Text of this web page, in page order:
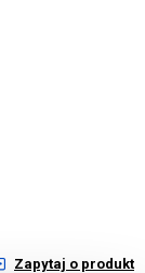
Zapytaj o produkt